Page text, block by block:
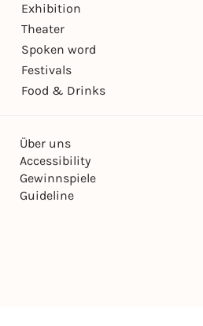
Exhibition
Theater
Spoken word
Festivals
Food & Drinks
Über uns
Accessibility
Gewinnspiele
Guideline